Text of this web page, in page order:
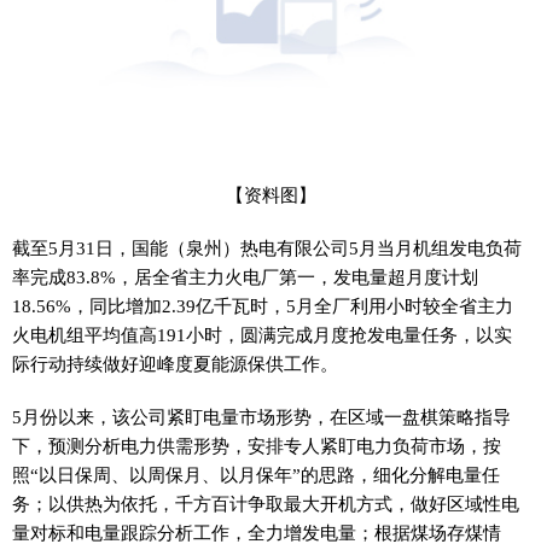
【资料图】
截至5月31日，国能（泉州）热电有限公司5月当月机组发电负荷
率完成83.8%，居全省主力火电厂第一，发电量超月度计划
18.56%，同比增加2.39亿千瓦时，5月全厂利用小时较全省主力
火电机组平均值高191小时，圆满完成月度抢发电量任务，以实
际行动持续做好迎峰度夏能源保供工作。
5月份以来，该公司紧盯电量市场形势，在区域一盘棋策略指导
下，预测分析电力供需形势，安排专人紧盯电力负荷市场，按
照“以日保周、以周保月、以月保年”的思路，细化分解电量任
务；以供热为依托，千方百计争取最大开机方式，做好区域性电
量对标和电量跟踪分析工作，全力增发电量；根据煤场存煤情